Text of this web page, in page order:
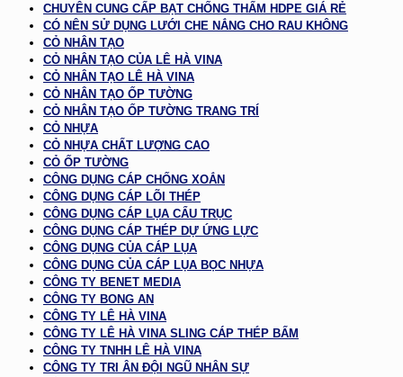
CHUYÊN CUNG CẤP BẠT CHỐNG THẤM HDPE GIÁ RẺ
CÓ NÊN SỬ DỤNG LƯỚI CHE NẮNG CHO RAU KHÔNG
CỎ NHÂN TẠO
CỎ NHÂN TẠO CỦA LÊ HÀ VINA
CỎ NHÂN TẠO LÊ HÀ VINA
CỎ NHÂN TẠO ỐP TƯỜNG
CỎ NHÂN TẠO ỐP TƯỜNG TRANG TRÍ
CỎ NHỰA
CỎ NHỰA CHẤT LƯỢNG CAO
CỎ ỐP TƯỜNG
CÔNG DỤNG CÁP CHỐNG XOẮN
CÔNG DỤNG CÁP LÕI THÉP
CÔNG DỤNG CÁP LỤA CẨU TRỤC
CÔNG DỤNG CÁP THÉP DỰ ỨNG LỰC
CÔNG DỤNG CỦA CÁP LỤA
CÔNG DỤNG CỦA CÁP LỤA BỌC NHỰA
CÔNG TY BENET MEDIA
CÔNG TY BONG AN
CÔNG TY LÊ HÀ VINA
CÔNG TY LÊ HÀ VINA SLING CÁP THÉP BẤM
CÔNG TY TNHH LÊ HÀ VINA
CÔNG TY TRI ÂN ĐỘI NGŨ NHÂN SỰ